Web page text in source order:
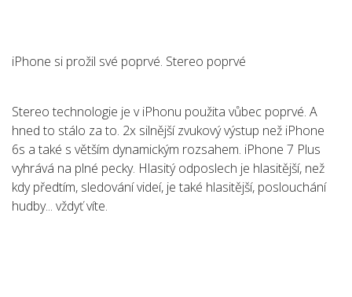
iPhone si prožil své poprvé. Stereo poprvé
Stereo technologie je v iPhonu použita vůbec poprvé. A
hned to stálo za to. 2x silnější zvukový výstup než iPhone
6s a také s větším dynamickým rozsahem. iPhone 7 Plus
vyhrává na plné pecky. Hlasitý odposlech je hlasitější, než
kdy předtím, sledování videí, je také hlasitější, poslouchání
hudby... vždyť víte.